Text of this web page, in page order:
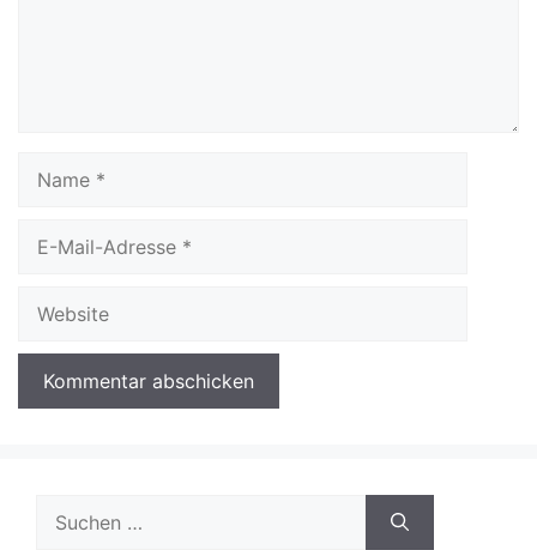
Mail-
nach: